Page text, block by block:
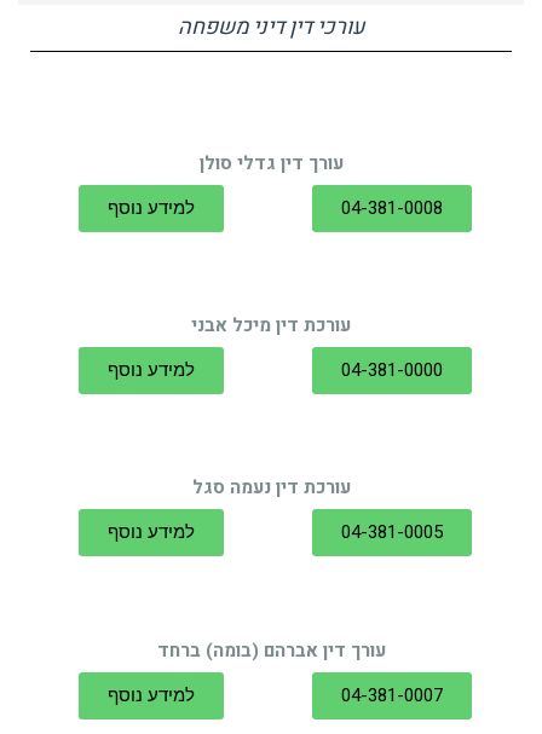
עורכי דין דיני משפחה
עורך דין גדלי סולן
04-381-0008 למידע נוסף
עורכת דין מיכל אבני
04-381-0000 למידע נוסף
עורכת דין נעמה סגל
04-381-0005 למידע נוסף
עורך דין אברהם (בומה) ברחד
04-381-0007 למידע נוסף